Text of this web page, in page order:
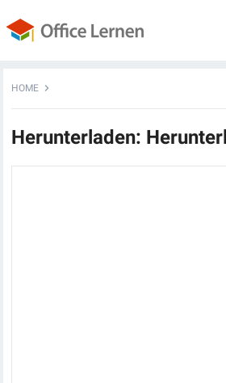
HOME
Herunterladen: